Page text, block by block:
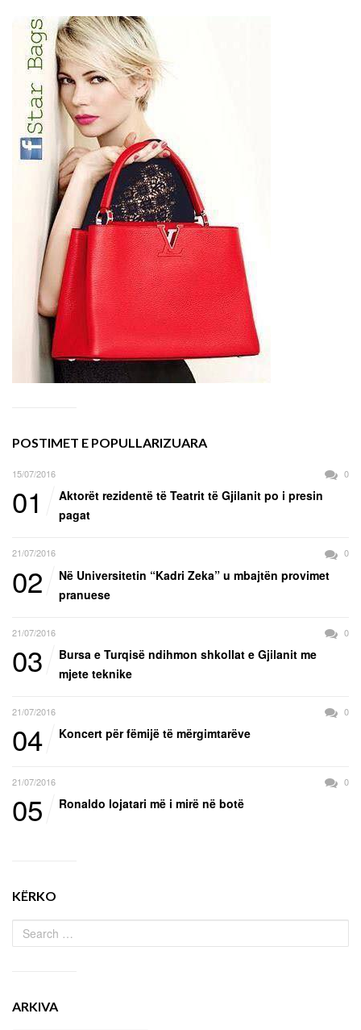
POSTIMET E POPULLARIZUARA
15/07/2016 0
01
Aktorët rezidentë të Teatrit të Gjilanit po i presin
pagat
21/07/2016 0
02
Në Universitetin “Kadri Zeka” u mbajtën provimet
pranuese
21/07/2016 0
03
Bursa e Turqisë ndihmon shkollat e Gjilanit me
mjete teknike
21/07/2016 0
04 Koncert për fëmijë të mërgimtarëve
21/07/2016 0
05 Ronaldo lojatari më i mirë në botë
KËRKO
ARKIVA